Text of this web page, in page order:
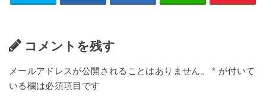
コメントを残す
メールアドレスが公開されることはありません。 * が付いて
いる欄は必須項目です